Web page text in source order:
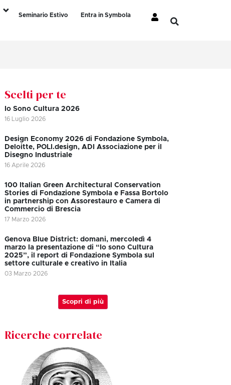
Seminario Estivo
Entra in Symbola
Scelti per te
Io Sono Cultura 2026
16 Luglio 2026
Design Economy 2026 di Fondazione Symbola,
Deloitte, POLI.design, ADI Associazione per il
Disegno Industriale
16 Aprile 2026
100 Italian Green Architectural Conservation
Stories di Fondazione Symbola e Fassa Bortolo
in partnership con Assorestauro e Camera di
Commercio di Brescia
17 Marzo 2026
Genova Blue District: domani, mercoledì 4
marzo la presentazione di “Io sono Cultura
2025”, il report di Fondazione Symbola sul
settore culturale e creativo in Italia
03 Marzo 2026
Scopri di più
Ricerche correlate